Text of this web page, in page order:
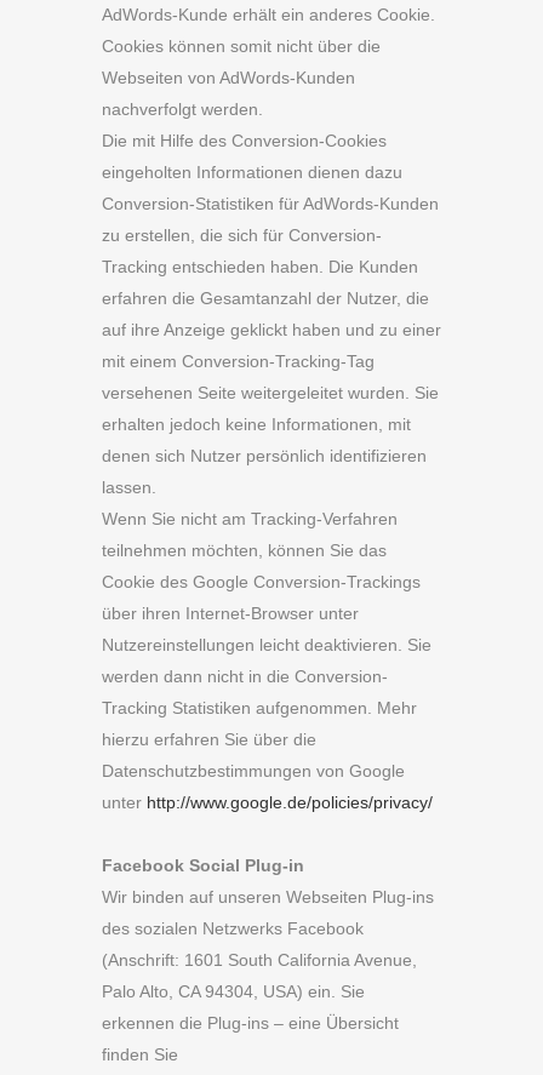
AdWords-Kunde erhält ein anderes Cookie.
Cookies können somit nicht über die
Webseiten von AdWords-Kunden
nachverfolgt werden.
Die mit Hilfe des Conversion-Cookies
eingeholten Informationen dienen dazu
Conversion-Statistiken für AdWords-Kunden
zu erstellen, die sich für Conversion-
Tracking entschieden haben. Die Kunden
erfahren die Gesamtanzahl der Nutzer, die
auf ihre Anzeige geklickt haben und zu einer
mit einem Conversion-Tracking-Tag
versehenen Seite weitergeleitet wurden. Sie
erhalten jedoch keine Informationen, mit
denen sich Nutzer persönlich identifizieren
lassen.
Wenn Sie nicht am Tracking-Verfahren
teilnehmen möchten, können Sie das
Cookie des Google Conversion-Trackings
über ihren Internet-Browser unter
Nutzereinstellungen leicht deaktivieren. Sie
werden dann nicht in die Conversion-
Tracking Statistiken aufgenommen. Mehr
hierzu erfahren Sie über die
Datenschutzbestimmungen von Google
unter http://www.google.de/policies/privacy/
Facebook Social Plug-in
Wir binden auf unseren Webseiten Plug-ins
des sozialen Netzwerks Facebook
(Anschrift: 1601 South California Avenue,
Palo Alto, CA 94304, USA) ein. Sie
erkennen die Plug-ins – eine Übersicht
finden Sie